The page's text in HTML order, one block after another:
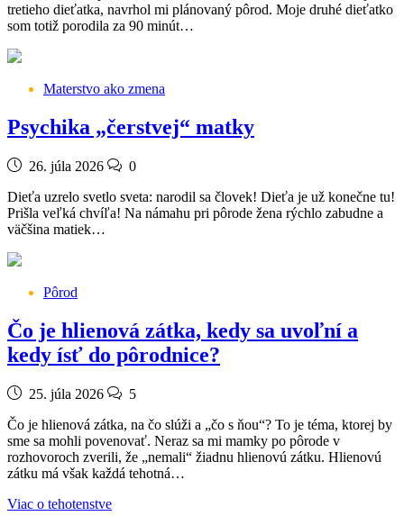
tretieho dieťatka, navrhol mi plánovaný pôrod. Moje druhé dieťatko
som totiž porodila za 90 minút…
Materstvo ako zmena
Psychika „čerstvej“ matky
26. júla 2026
0
Dieťa uzrelo svetlo sveta: narodil sa človek! Dieťa je už konečne tu!
Prišla veľká chvíľa! Na námahu pri pôrode žena rýchlo zabudne a
väčšina matiek…
Pôrod
Čo je hlienová zátka, kedy sa uvoľní a
kedy ísť do pôrodnice?
25. júla 2026
5
Čo je hlienová zátka, na čo slúži a „čo s ňou“? To je téma, ktorej by
sme sa mohli povenovať. Neraz sa mi mamky po pôrode v
rozhovoroch zverili, že „nemali“ žiadnu hlienovú zátku. Hlienovú
zátku má však každá tehotná…
Viac o tehotenstve